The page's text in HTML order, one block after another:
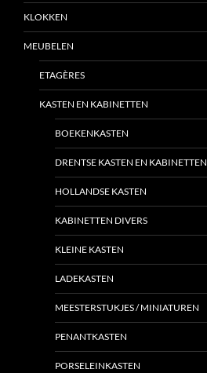
KLOKKEN
MEUBELEN
ETAGÈRES
KASTEN EN KABINETTEN
BOEKENKASTEN
DRENTSE KASTEN EN KABINETTEN
HOLLANDSE KASTEN
KABINETTEN DIVERS
KLEINE KASTEN
LADEKASTEN
MEESTERSTUKJES / MINIATUREN
PENANTKASTEN
PORSELEINKASTEN